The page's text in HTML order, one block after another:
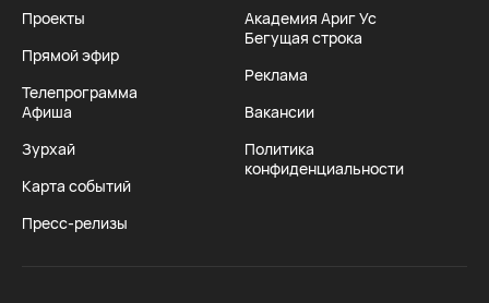
Проекты
Прямой эфир
Телепрограмма
Афиша
Зурхай
Карта событий
Пресс-релизы
Академия Ариг Ус
Бегущая строка
Реклама
Вакансии
Политика
конфиденциальности